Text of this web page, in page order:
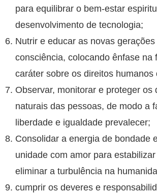
para equilibrar o bem-estar
desenvolvimento de tecnologia;
Nutrir e educar as novas gerações
consciência, colocando ênfase na
caráter sobre os direitos humanos
Observar, monitorar e proteger os
naturais das pessoas, de modo a
liberdade e igualdade prevalecer;
Consolidar a energia de bondade
unidade com amor para
eliminar a turbulência na
cumprir os deveres e